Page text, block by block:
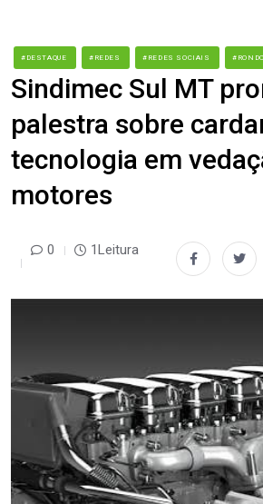
#DESTAQUE #REDES #REDES SOCIAIS
Sindimec Sul MT
palestra sobre
tecnologia em
motores
0 1Leitura